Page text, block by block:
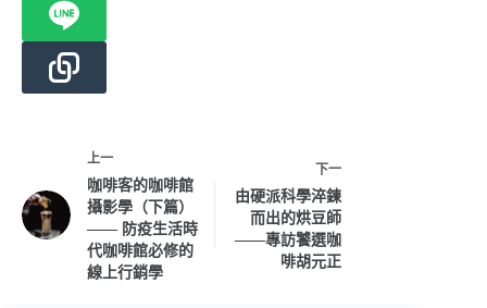
上一
咖啡客的咖啡館
攝影學（下篇）
—— 防疫生活時
代咖啡館必修的
線上行銷學
下一
由硬派科學淬鍊
而出的烘豆師
——專訪饕選咖
啡胡元正